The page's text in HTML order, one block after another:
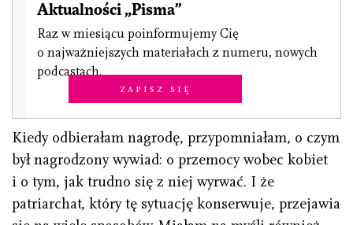
Aktualności „Pisma”
Raz w miesiącu poinformujemy Cię
o najważniejszych materiałach z numeru, nowych
podcastach.
Zapisz się
Kiedy odbierałam nagrodę, przypomniałam, o czym
był nagrodzony wywiad: o przemocy wobec kobiet
i o tym, jak trudno się z niej wyrwać. I że
patriarchat, który tę sytuację konserwuje, przejawia